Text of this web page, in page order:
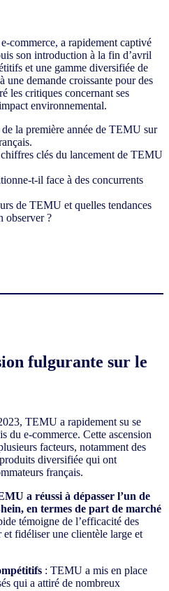
commerce, a rapidement captivé
son introduction à la fin d’avril
et une gamme diversifiée de
demande croissante pour des
les critiques concernant ses
environnemental.
la première année de TEMU sur
clés du lancement de TEMU
t-il face à des concurrents
de TEMU et quelles tendances
observer ?
fulgurante sur le
TEMU a rapidement su se
du e-commerce. Cette ascension
facteurs, notamment des
diversifiée qui ont
français.
a réussi à dépasser l’un de
en termes de part de marché
témoigne de l’efficacité des
fidéliser une clientèle large et
: TEMU a mis en place
qui a attiré de nombreux